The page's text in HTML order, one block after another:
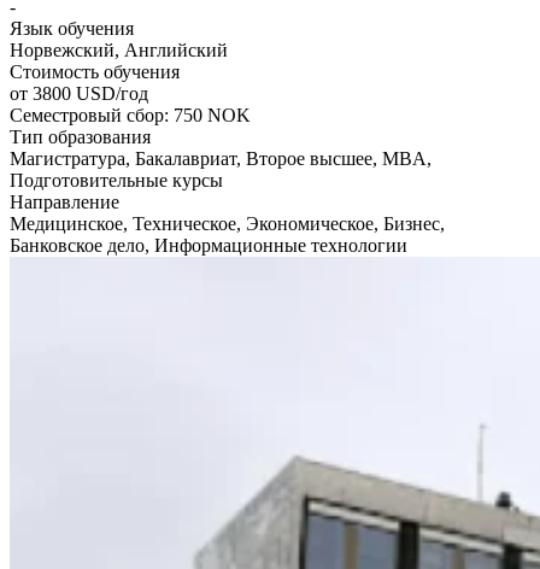
-
Язык обучения
Норвежский, Английский
Стоимость обучения
от 3800 USD/год
Семестровый сбор: 750 NOK
Тип образования
Магистратура, Бакалавриат, Второе высшее, MBA,
Подготовительные курсы
Направление
Медицинское, Техническое, Экономическое, Бизнес,
Банковское дело, Информационные технологии